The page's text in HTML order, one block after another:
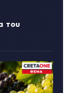
του